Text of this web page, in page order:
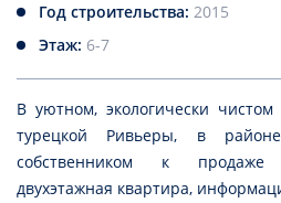
Год строительства: 2015
Этаж: 6-7
В уютном, экологически
турецкой Ривьеры, в
собственником к продаже
двухэтажная квартира,